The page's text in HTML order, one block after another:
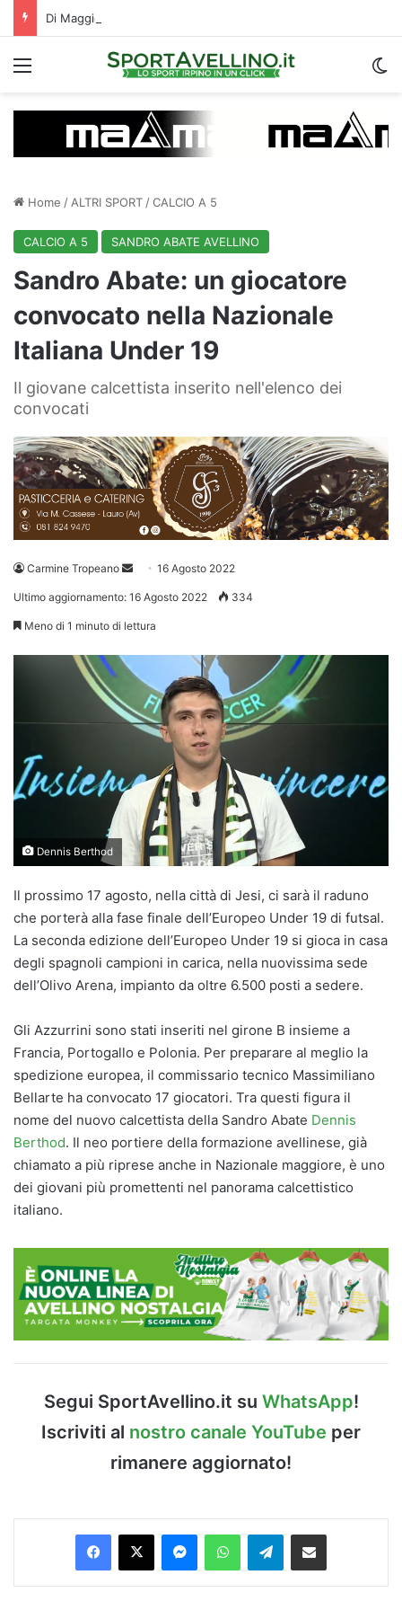
Menu
Home / ALTRI SPORT /CALCIO A 5
CALCIO A 5 SANDRO ABATE AVELLINO
Sandro Abate: un giocatore
convocato nella Nazionale
Italiana Under 19
Il giovane calcettista inserito nell'elenco dei
convocati
Carmine Tropeano
Invia 16 Agosto 2022
Ultimo aggiornamento: 16 Agosto 2022 334
Meno di 1 minuto di lettura
Dennis Berthod
Il prossimo 17 agosto, nella città di Jesi, ci sarà il raduno
che porterà alla fase finale dell’Europeo Under 19 di futsal.
La seconda edizione dell’Europeo Under 19 si gioca in casa
degli spagnoli campioni in carica, nella nuovissima sede
dell’Olivo Arena, impianto da oltre 6.500 posti a sedere.
Gli Azzurrini sono stati inseriti nel girone B insieme a
Francia, Portogallo e Polonia. Per preparare al meglio la
spedizione europea, il commissario tecnico Massimiliano
Bellarte ha convocato 17 giocatori. Tra questi figura il
nome del nuovo calcettista della Sandro Abate Dennis
Berthod. Il neo portiere della formazione avellinese, già
chiamato a più riprese anche in Nazionale maggiore, è uno
dei giovani più promettenti nel panorama calcettistico
italiano.
Segui SportAvellino.it su WhatsApp!
Iscriviti al nostro canale YouTube per
rimanere aggiornato!
Facebook
X MessengerWhatsAppTelegramCondividi via Email